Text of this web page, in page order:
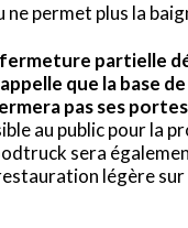
ne permet plus la
partielle
que la base
pas ses portes
au public pour la
sera
légère